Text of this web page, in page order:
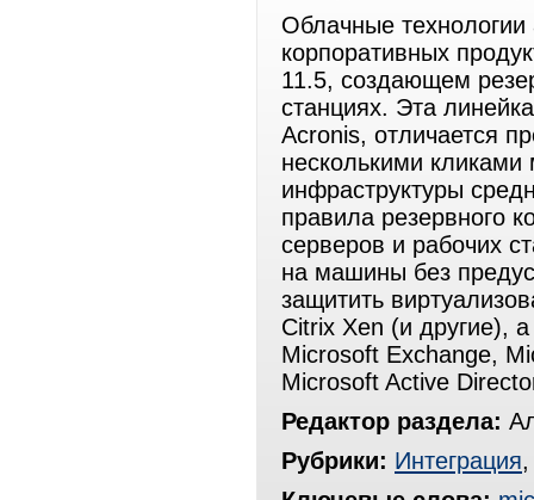
Облачные
корпоративных
11.5, создающем
станциях. Эта
Acronis, отличается
несколькими
инфраструктуры
правила резервного
серверов и рабочих
на машины без
защитить
Citrix Xen (и другие),
Microsoft Exchange,
Microsoft Active
Редактор раздела:
Рубрики: Интеграция